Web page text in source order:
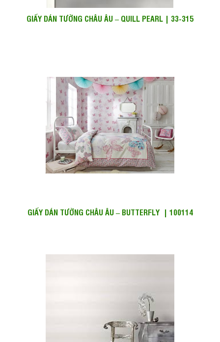
GIẤY DÁN TƯỜNG CHÂU ÂU – QUILL PEARL | 33-315
GIẤY DÁN TƯỜNG CHÂU ÂU – BUTTERFLY | 100114